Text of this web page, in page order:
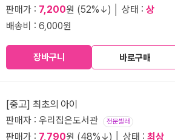
판매가 : 7,200원 (52%↓) │ 상태 : 상
배송비 : 6,000원
장바구니 바로구매
[중고] 최초의 아이
판매자 : 우리집은도서관 전문셀러
판매가 : 7,790원 (48%↓) │ 상태 : 최상